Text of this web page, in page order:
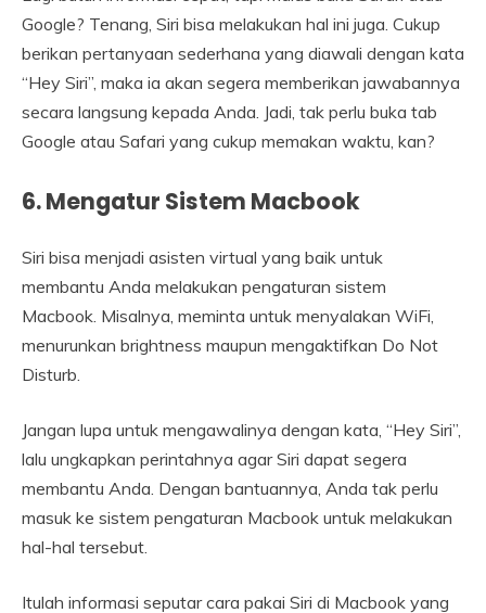
Google? Tenang, Siri bisa melakukan hal ini juga. Cukup
berikan pertanyaan sederhana yang diawali dengan kata
“Hey Siri”, maka ia akan segera memberikan jawabannya
secara langsung kepada Anda. Jadi, tak perlu buka tab
Google atau Safari yang cukup memakan waktu, kan?
6.Mengatur Sistem Macbook
Siri bisa menjadi asisten virtual yang baik untuk
membantu Anda melakukan pengaturan sistem
Macbook. Misalnya, meminta untuk menyalakan WiFi,
menurunkan brightness maupun mengaktifkan Do Not
Disturb.
Jangan lupa untuk mengawalinya dengan kata, “Hey Siri”,
lalu ungkapkan perintahnya agar Siri dapat segera
membantu Anda. Dengan bantuannya, Anda tak perlu
masuk ke sistem pengaturan Macbook untuk melakukan
hal-hal tersebut.
Itulah informasi seputar cara pakai Siri di Macbook yang